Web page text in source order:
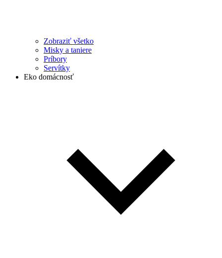
Zobraziť všetko
Misky a taniere
Príbory
Servítky
Eko domácnosť